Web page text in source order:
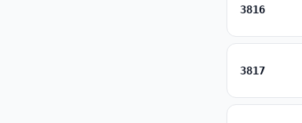
3816
3817